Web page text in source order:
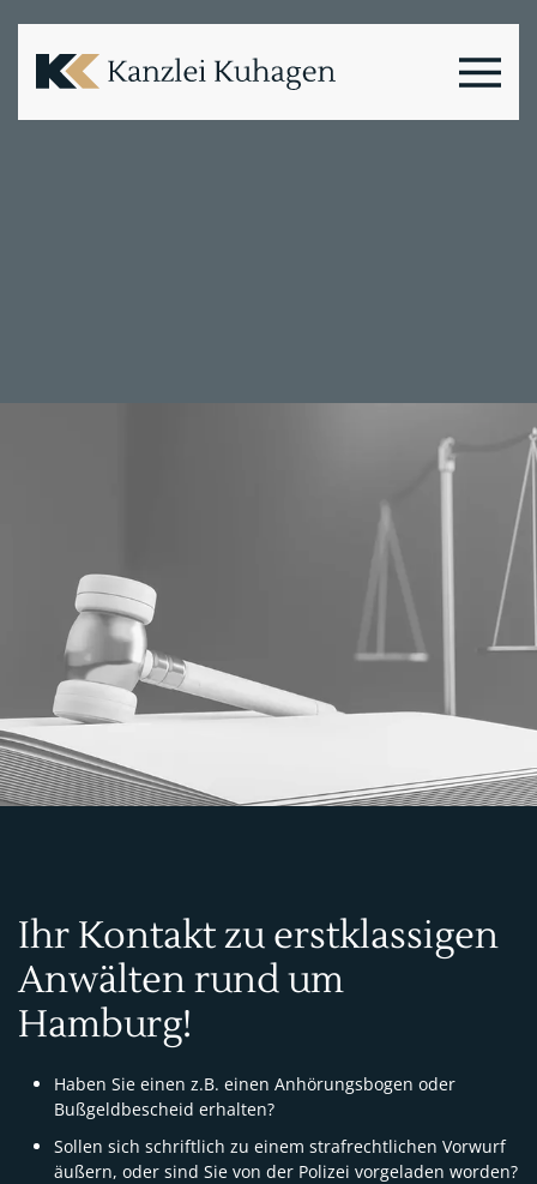
Ihr Kontakt zu erstklassigen
Anwälten rund um
Hamburg!
Haben Sie einen z.B. einen Anhörungsbogen oder
Bußgeldbescheid erhalten?
Sollen sich schriftlich zu einem strafrechtlichen Vorwurf
äußern, oder sind Sie von der Polizei vorgeladen worden?